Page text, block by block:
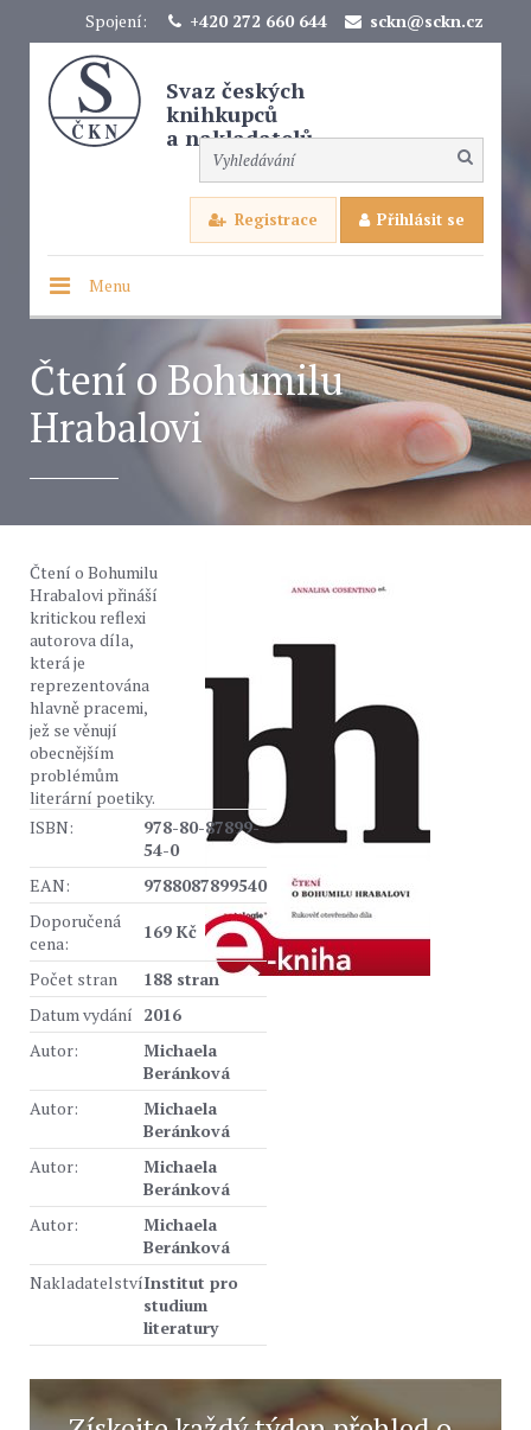
Spojení: +420 272 660 644 sckn@sckn.cz
Svaz českých
knihkupců
a nakladatelů
Registrace Přihlásit se
Menu
Čtení o Bohumilu
Hrabalovi
Čtení o Bohumilu
Hrabalovi přináší
kritickou reflexi
autorova díla,
která je
reprezentována
hlavně pracemi,
jež se věnují
obecnějším
problémům
literární poetiky.
ISBN:
978-80-87899-
54-0
EAN:
9788087899540
Doporučená
cena:
169 Kč
Počet stran
188 stran
Datum vydání 2016
Autor:
Michaela
Beránková
Autor:
Michaela
Beránková
Autor:
Michaela
Beránková
Autor:
Michaela
Beránková
NakladatelstvíInstitut pro
studium
literatury